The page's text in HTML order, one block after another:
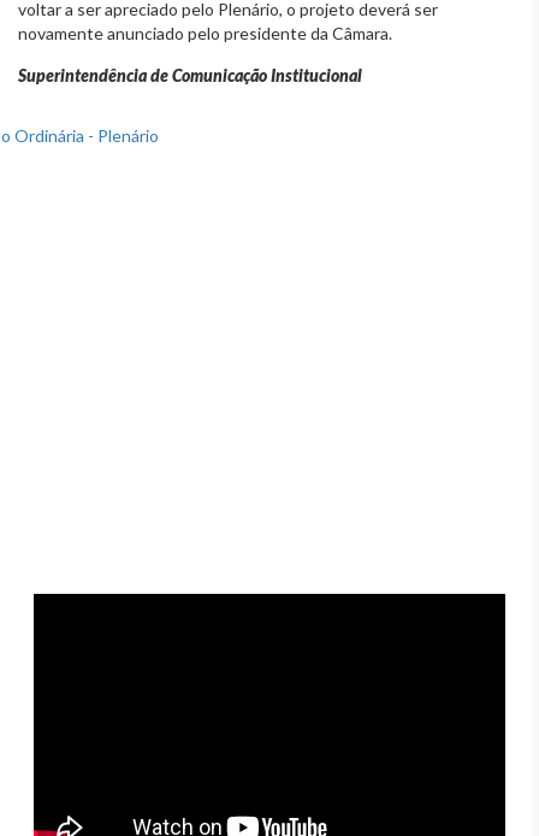
voltar a ser apreciado pelo Plenário, o projeto deverá ser
novamente anunciado pelo presidente da Câmara.
Superintendência de Comunicação Institucional